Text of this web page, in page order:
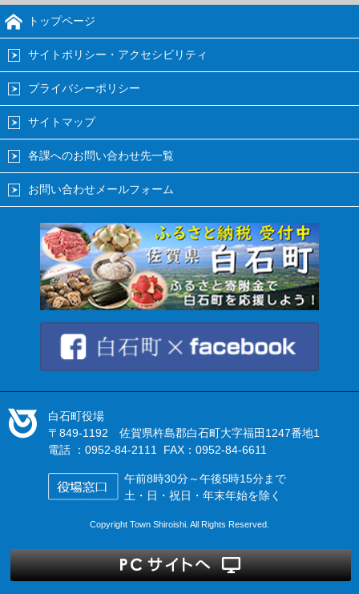
トップページ
サイトポリシー・アクセシビリティ
プライバシーポリシー
サイトマップ
各課へのお問い合わせ先一覧
お問い合わせメールフォーム
白石町役場
〒849-1192 佐賀県杵島郡白石町大字福田1247番地1
電話 ：0952-84-2111 FAX：0952-84-6611
午前8時30分～午後5時15分まで
土・日・祝日・年末年始を除く
Copyright Town Shiroishi. All Rights Reserved.